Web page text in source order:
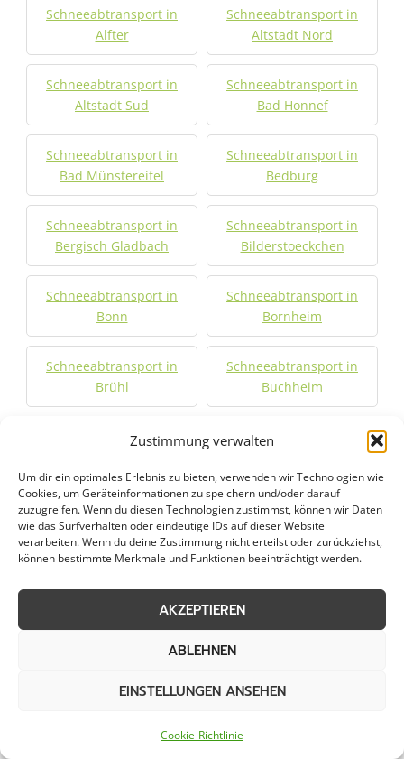
Zustimmung verwalten
Um dir ein optimales Erlebnis zu bieten, verwenden wir Technologien wie
Cookies, um Geräteinformationen zu speichern und/oder darauf
zuzugreifen. Wenn du diesen Technologien zustimmst, können wir Daten
wie das Surfverhalten oder eindeutige IDs auf dieser Website
verarbeiten. Wenn du deine Zustimmung nicht erteilst oder zurückziehst,
können bestimmte Merkmale und Funktionen beeinträchtigt werden.
AKZEPTIEREN
ABLEHNEN
EINSTELLUNGEN ANSEHEN
Cookie-Richtlinie
Schneeabtransport in
Alfter
Schneeabtransport in
Altstadt Nord
Schneeabtransport in
Altstadt Sud
Schneeabtransport in
Bad Honnef
Schneeabtransport in
Bad Münstereifel
Schneeabtransport in
Bedburg
Schneeabtransport in
Bergisch Gladbach
Schneeabtransport in
Bilderstoeckchen
Schneeabtransport in
Bonn
Schneeabtransport in
Bornheim
Schneeabtransport in
Brühl
Schneeabtransport in
Buchheim
Schneeabtransport in
Schneeabtransport in
Schneeabtransport in
Dormagen
Schneeabtransport in
Düren
Schneeabtransport in
Schneeabtransport in